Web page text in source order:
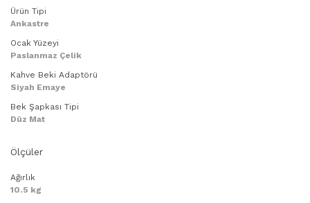
Ürün Tipi
Ankastre
Ocak Yüzeyi
Paslanmaz Çelik
Kahve Beki Adaptörü
Siyah Emaye
Bek Şapkası Tipi
Düz Mat
Ölçüler
Ağırlık
10.5 kg